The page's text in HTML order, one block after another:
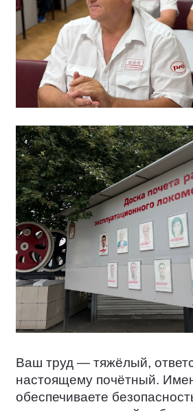
Ваш труд — тяжёлый,
настоящему почётный.
обеспечиваете